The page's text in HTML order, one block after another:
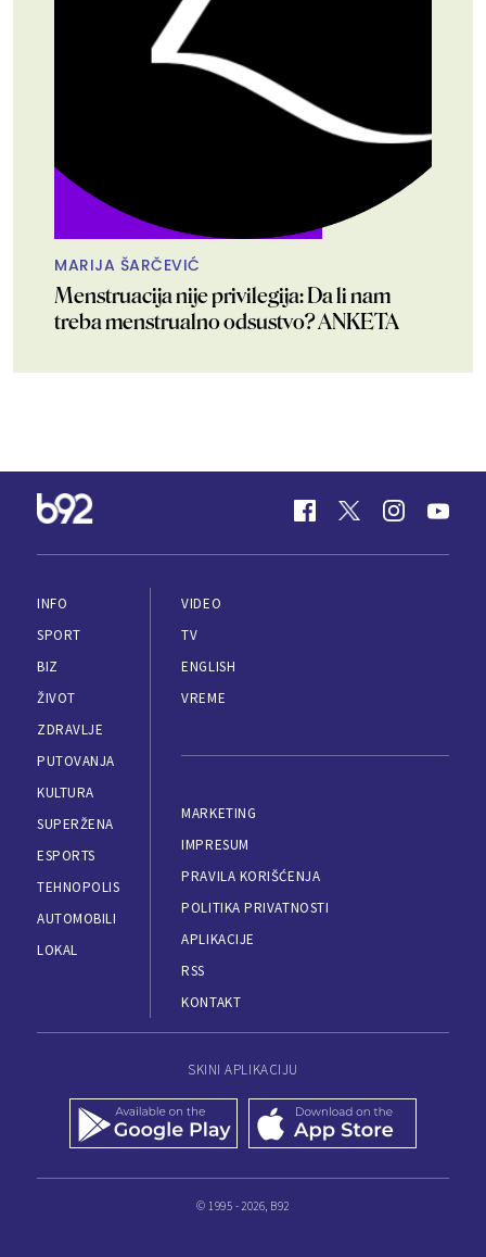
MARIJA ŠARČEVIĆ
Menstruacija nije privilegija: Da li nam
treba menstrualno odsustvo? ANKETA
INFO
SPORT
BIZ
ŽIVOT
ZDRAVLJE
PUTOVANJA
KULTURA
SUPERŽENA
ESPORTS
TEHNOPOLIS
AUTOMOBILI
LOKAL
VIDEO
TV
ENGLISH
VREME
MARKETING
IMPRESUM
PRAVILA KORIŠĆENJA
POLITIKA PRIVATNOSTI
APLIKACIJE
RSS
KONTAKT
SKINI APLIKACIJU
© 1995 - 2026, B92